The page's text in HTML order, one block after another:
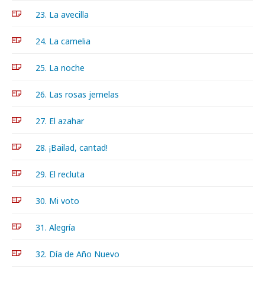
23. La avecilla
24. La camelia
25. La noche
26. Las rosas jemelas
27. El azahar
28. ¡Bailad, cantad!
29. El recluta
30. Mi voto
31. Alegría
32. Día de Año Nuevo